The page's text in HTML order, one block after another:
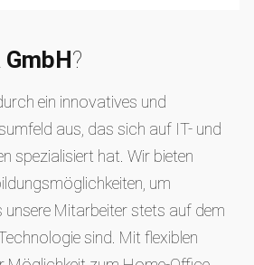
?
ein innovatives und
aus, das sich auf IT- und
spezialisiert hat. Wir bieten
um
unsere Mitarbeiter stets auf dem
sind. Mit flexiblen